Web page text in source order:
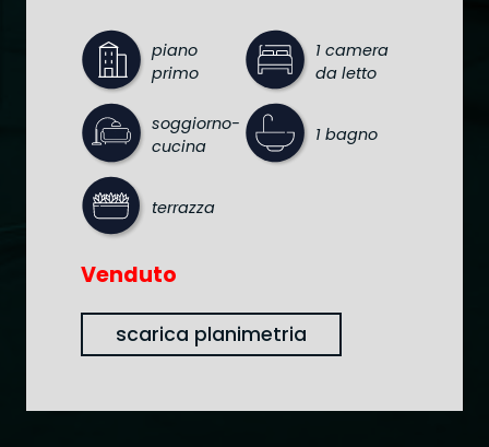
piano
primo
1 camera
da letto
soggiorno-
cucina
1 bagno
terrazza
Venduto
scarica planimetria